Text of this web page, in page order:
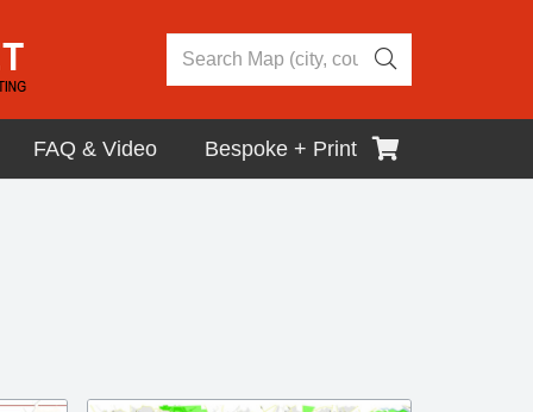
FAQ & Video Bespoke + Print